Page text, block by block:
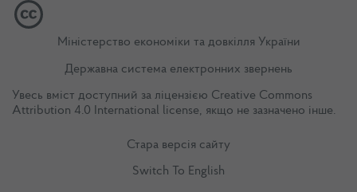
Міністерство економіки та довкілля України
Державна система електронних звернень
Увесь вміст доступний за ліцензією Creative Commons
Attribution 4.0 International license, якщо не зазначено інше.
Стара версія сайту
Switch To English